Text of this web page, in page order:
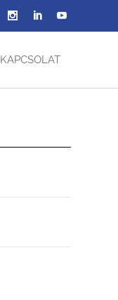
KAPCSOLAT